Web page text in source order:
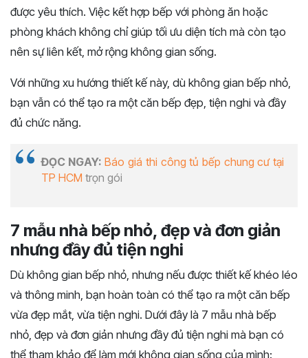
được yêu thích. Việc kết hợp bếp với phòng ăn hoặc
phòng khách không chỉ giúp tối ưu diện tích mà còn tạo
nên sự liên kết, mở rộng không gian sống.
Với những xu hướng thiết kế này, dù không gian bếp nhỏ,
bạn vẫn có thể tạo ra một căn bếp đẹp, tiện nghi và đầy
đủ chức năng.
ĐỌC NGAY: Báo giá thi công tủ bếp chung cư tại
TP HCM trọn gói
7 mẫu nhà bếp nhỏ, đẹp và đơn giản
nhưng đầy đủ tiện nghi
Dù không gian bếp nhỏ, nhưng nếu được thiết kế khéo léo
và thông minh, bạn hoàn toàn có thể tạo ra một căn bếp
vừa đẹp mắt, vừa tiện nghi. Dưới đây là 7 mẫu nhà bếp
nhỏ, đẹp và đơn giản nhưng đầy đủ tiện nghi mà bạn có
thể tham khảo để làm mới không gian sống của mình: